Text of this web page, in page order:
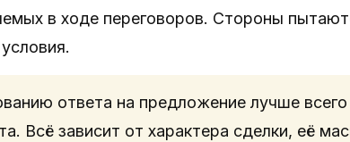
в ходе переговоров. Стороны
ответа на предложение лучше
Всё зависит от характера сделки, её